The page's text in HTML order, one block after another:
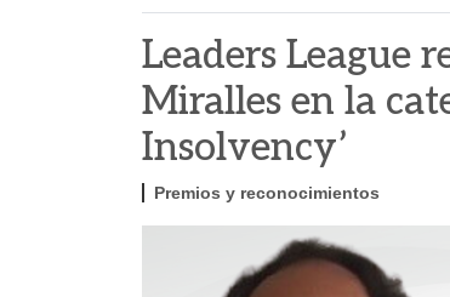
Leaders League
Miralles en la
Insolvency’
Premios y reconocimientos